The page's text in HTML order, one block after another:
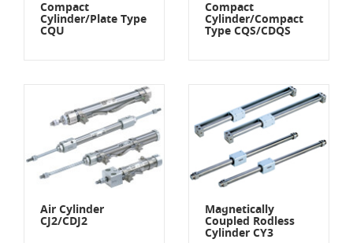
Compact
Cylinder/Plate Type
CQU
Compact
Cylinder/Compact
Type CQS/CDQS
Air Cylinder
CJ2/CDJ2
Magnetically
Coupled Rodless
Cylinder CY3